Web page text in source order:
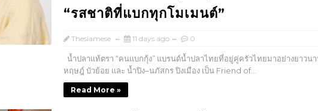
“รสชาติที่แบกทุกโมเมนต์”
Thesiamese 11 days ago 0
น้ำปลาแท้ตรา “คนแบกกุ้ง” แบรนด์น้ำปลาไทยที่อยู่คู่ครัวไทยมาอย่างยาวนา
หฤษฎ์ บัวย้อย และ น้ำปิง–นภัสกร ปิงเมือง เป็น Friend of...
Read More »